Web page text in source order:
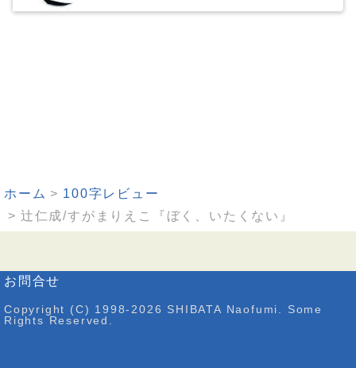
ホーム
100字レビュー
辻仁成/すがまりえこ『ぼく、いたくない』
お問合せ
Copyright (C) 1998-2026 SHIBATA Naofumi. Some
Rights Reserved.